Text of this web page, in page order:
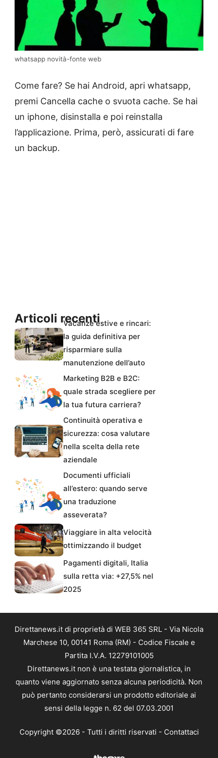
whatsapp novità-fonte web
Come fare? Se hai Android, apri whatsapp,
premi Cancella cache o svuota cache. Se hai
un iphone, disinstalla e poi reinstalla
l’applicazione. Prima, però, assicurati di fare
un backup.
Articoli recentiVacanze estive e rincari:
la guida definitiva per
risparmiare sulla
manutenzione dell’auto
Marketing B2B e B2C:
quale strada scegliere per
la tua futura carriera?
Continuità operativa e
sicurezza: cosa valutare
nella scelta della rete
aziendale
Documenti ufficiali
all’estero: quando serve
una traduzione
asseverata?
Viaggiare in alta velocità
ottimizzando il budget
Pagamenti digitali, Italia
sulla retta via: +27,5% nel
2025
Direttanews.it di proprietà di WEB 365 SRL - Via Nicola
Marchese 10, 00141 Roma (RM) - Codice Fiscale e
Partita I.V.A. 12279101005
Direttanews.it non è una testata giornalistica, in
quanto viene aggiornato senza alcuna periodicità. Non
può pertanto considerarsi un prodotto editoriale ai
sensi della legge n. 62 del 07.03.2001
Copyright ©2026 - Tutti i diritti riservati - Contattaci